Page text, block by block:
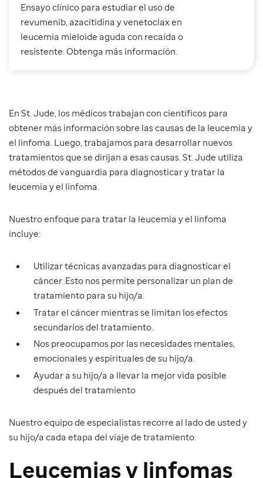
Ensayo clínico para estudiar el uso de
revumenib, azacitidina y venetoclax en
leucemia mieloide aguda con recaída o
resistente. Obtenga más información.
En St. Jude, los médicos trabajan con científicos para
obtener más información sobre las causas de la leucemia y
el linfoma. Luego, trabajamos para desarrollar nuevos
tratamientos que se dirijan a esas causas. St. Jude utiliza
métodos de vanguardia para diagnosticar y tratar la
leucemia y el linfoma.
Nuestro enfoque para tratar la leucemia y el linfoma
incluye:
Utilizar técnicas avanzadas para diagnosticar el
cáncer. Esto nos permite personalizar un plan de
tratamiento para su hijo/a.
Tratar el cáncer mientras se limitan los efectos
secundarios del tratamiento.
Nos preocupamos por las necesidades mentales,
emocionales y espirituales de su hijo/a.
Ayudar a su hijo/a a llevar la mejor vida posible
después del tratamiento
Nuestro equipo de especialistas recorre al lado de usted y
su hijo/a cada etapa del viaje de tratamiento.
Leucemias y linfomas